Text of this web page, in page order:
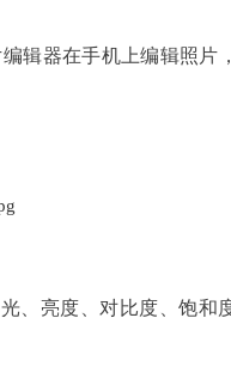
辑器在手机上编辑照片
、亮度、对比度、饱和